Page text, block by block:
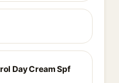
Day Cream Spf